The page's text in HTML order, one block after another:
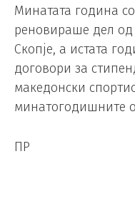
Минатата година
реновираше дел од
Скопје, а истата
договори за
македонски
минатогодишните
ПР